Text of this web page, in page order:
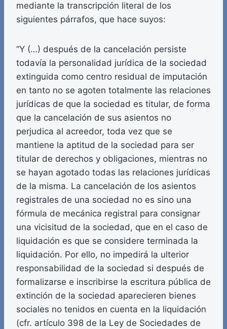
mediante la transcripción literal de los
siguientes párrafos, que hace suyos:
“Y (…) después de la cancelación persiste
todavía la personalidad jurídica de la sociedad
extinguida como centro residual de imputación
en tanto no se agoten totalmente las relaciones
jurídicas de que la sociedad es titular, de forma
que la cancelación de sus asientos no
perjudica al acreedor, toda vez que se
mantiene la aptitud de la sociedad para ser
titular de derechos y obligaciones, mientras no
se hayan agotado todas las relaciones jurídicas
de la misma. La cancelación de los asientos
registrales de una sociedad no es sino una
fórmula de mecánica registral para consignar
una vicisitud de la sociedad, que en el caso de
liquidación es que se considere terminada la
liquidación. Por ello, no impedirá la ulterior
responsabilidad de la sociedad si después de
formalizarse e inscribirse la escritura pública de
extinción de la sociedad aparecieren bienes
sociales no tenidos en cuenta en la liquidación
(cfr. artículo 398 de la Ley de Sociedades de